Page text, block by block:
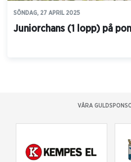
SÖNDAG, 27 APRIL 2025
Juniorchans (1 lopp) på
VÅRA